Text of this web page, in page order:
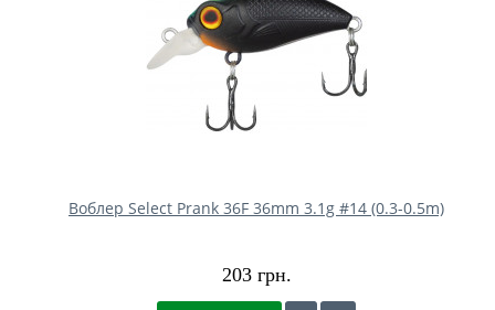
Воблер Select Prank 36F 36mm 3.1g #14 (0.3-0.5m)
203 грн.